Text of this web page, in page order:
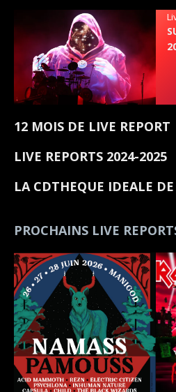
12 MOIS DE LIVE REPORT
LIVE REPORTS 2024-2025
LA CDTHEQUE IDEALE
PROCHAINS LIVE